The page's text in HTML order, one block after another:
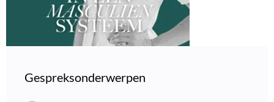
Gespreksonderwerpen